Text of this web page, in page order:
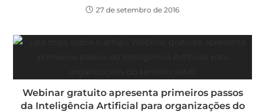
27 de setembro de 2016
Webinar gratuito apresenta primeiros passos
da Inteligência Artificial para organizações do